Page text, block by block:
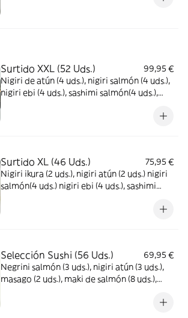
Surtido XXL (52 Uds.)
99,95 €
Nigiri de atún (4 uds.), nigiri salmón (4 uds.),
nigiri ebi (4 uds.), sashimi salmón(4 uds.),
Surtido XL (46 Uds.)
75,95 €
Nigiri ikura (2 uds.), nigiri atún (2 uds.) nigiri
salmón(4 uds.) nigiri ebi (4 uds.), sashimi
Selección Sushi (56 Uds.)
69,95 €
Negrini salmón (3 uds.), nigiri atún (3 uds.),
masago (2 uds.), maki de salmón (8 uds.),